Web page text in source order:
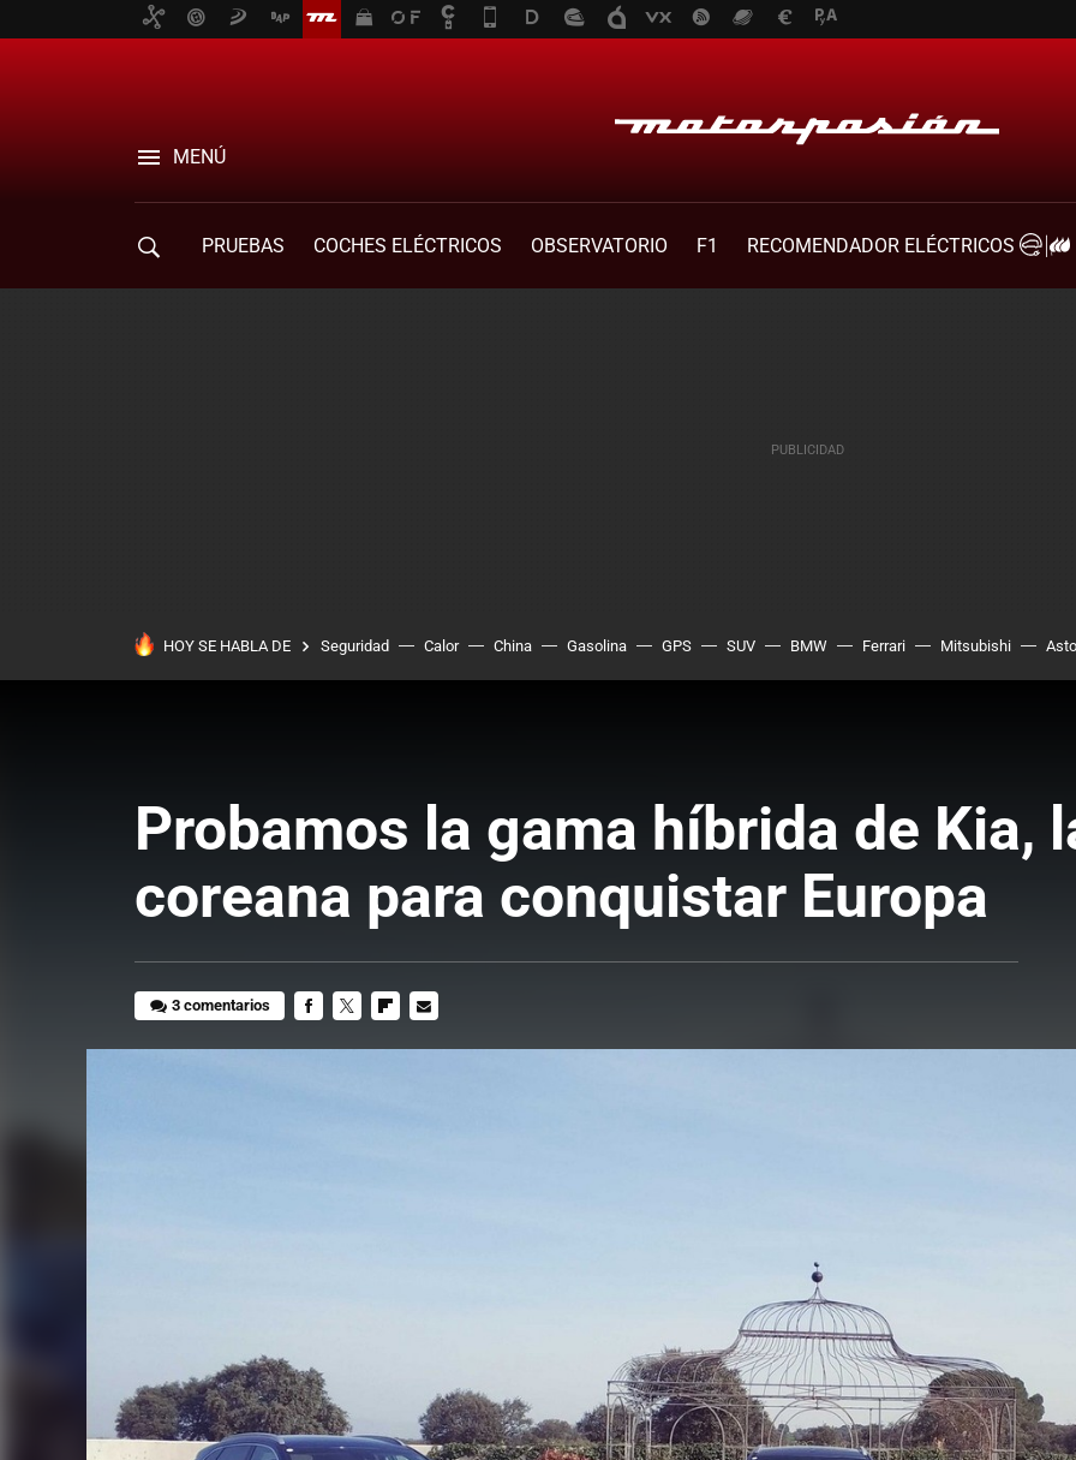
MENÚ
PRUEBAS COCHES ELÉCTRICOS OBSERVATORIO F1
RECOMENDADOR ELÉCTRICOS
HOY SE HABLA DE Seguridad Calor China Gasolina GPS SUV BMW Ferrari Mitsubishi
Probamos la gama híbrida de Kia,
coreana para conquistar Europa
3 comentarios